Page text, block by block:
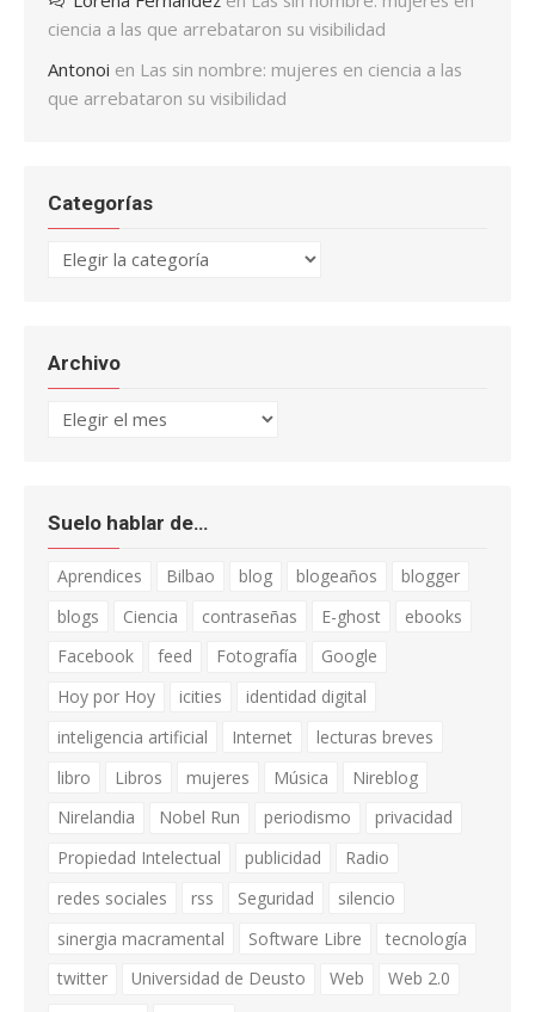
ciencia a las que arrebataron su visibilidad
Antonoi en Las sin nombre: mujeres en ciencia a las
que arrebataron su visibilidad
Categorías
Categorías
Archivo
Archivo
Suelo hablar de…
Aprendices Bilbao blog blogeaños
blogger
blogs
Ciencia contraseñas E-ghost
ebooks
Facebook
feed Fotografía
Google
Hoy por Hoy
icities
identidad digital
inteligencia artificial
Internet
lecturas breves
libro
Libros mujeres Música
Nireblog
Nirelandia
Nobel Run periodismo
privacidad
Propiedad Intelectual
publicidad
Radio
redes sociales
rss Seguridad
silencio
sinergia macramental
Software Libre
tecnología
twitter
Universidad de Deusto Web
Web 2.0